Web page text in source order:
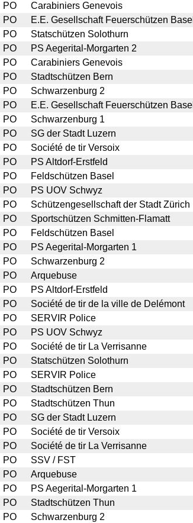
PO Carabiniers Genevois
PO E.E. Gesellschaft Feuerschützen Basel
PO Statschützen Solothurn
PO PS Aegerital-Morgarten 2
PO Carabiniers Genevois
PO Stadtschützen Bern
PO Schwarzenburg 2
PO E.E. Gesellschaft Feuerschützen Basel
PO Schwarzenburg 1
PO SG der Stadt Luzern
PO Société de tir Versoix
PO PS Altdorf-Erstfeld
PO Feldschützen Basel
PO PS UOV Schwyz
PO Schützengesellschaft der Stadt Zürich
PO Sportschützen Schmitten-Flamatt
PO Feldschützen Basel
PO PS Aegerital-Morgarten 1
PO Schwarzenburg 2
PO Arquebuse
PO PS Altdorf-Erstfeld
PO Société de tir de la ville de Delémont
PO SERVIR Police
PO PS UOV Schwyz
PO Société de tir La Verrisanne
PO Statschützen Solothurn
PO SERVIR Police
PO Stadtschützen Bern
PO Stadtschützen Thun
PO SG der Stadt Luzern
PO Société de tir Versoix
PO Société de tir La Verrisanne
PO SSV / FST
PO Arquebuse
PO PS Aegerital-Morgarten 1
PO Stadtschützen Thun
PO Schwarzenburg 2